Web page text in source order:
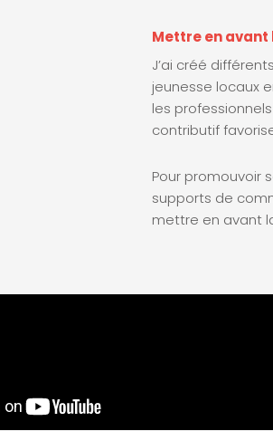
Mettre en avant
J’ai créé
jeunesse locaux
les
contributif
Pour promouvoir
supports de
mettre en avant